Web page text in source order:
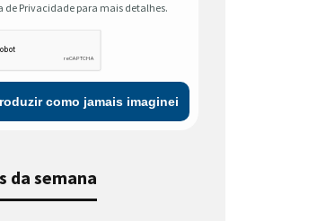
de Privacidade para mais detalhes.
da semana